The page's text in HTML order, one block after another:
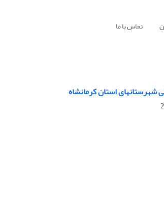
تماس با ما
استان کرمانشاه